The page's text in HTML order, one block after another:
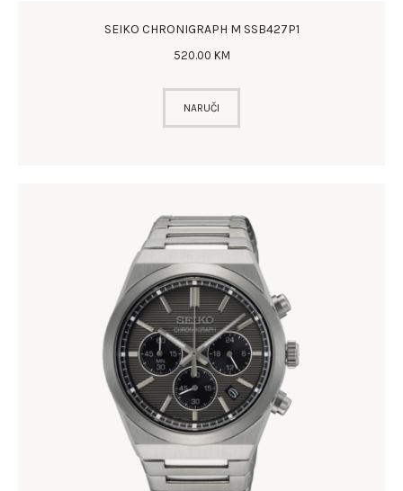
SEIKO CHRONIGRAPH M SSB427P1
520.00 KM
NARUČI